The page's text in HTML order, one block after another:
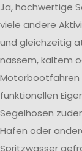
Ja, hochwertige
viele andere
und gleichzeitig
nassem, kaltem
Motorbootfahren
funktionellen
Segelhosen
Hafen oder